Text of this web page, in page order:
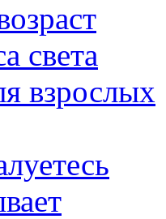
света
взрослых